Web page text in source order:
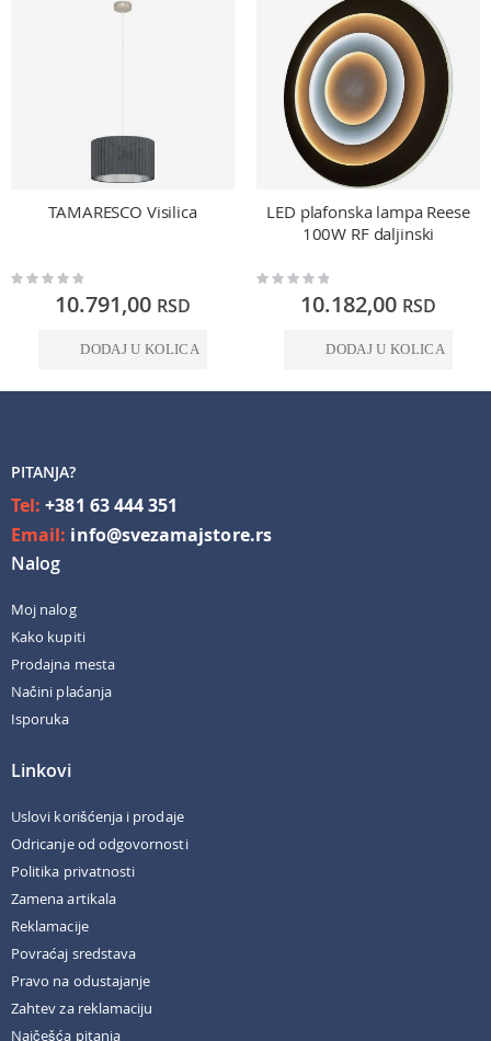
TAMARESCO Visilica
Rating:
10.791,00 RSD
DODAJ U KOLICA
LED plafonska lampa Reese
100W RF daljinski
Rating:
10.182,00 RSD
DODAJ U KOLICA
PITANJA?
Tel:+381 63 444 351
Email: info@svezamajstore.rs
Nalog
Moj nalog
Kako kupiti
Prodajna mesta
Načini plaćanja
Isporuka
Linkovi
Uslovi korišćenja i prodaje
Odricanje od odgovornosti
Politika privatnosti
Zamena artikala
Reklamacije
Povraćaj sredstava
Pravo na odustajanje
Zahtev za reklamaciju
Najčešća pitanja